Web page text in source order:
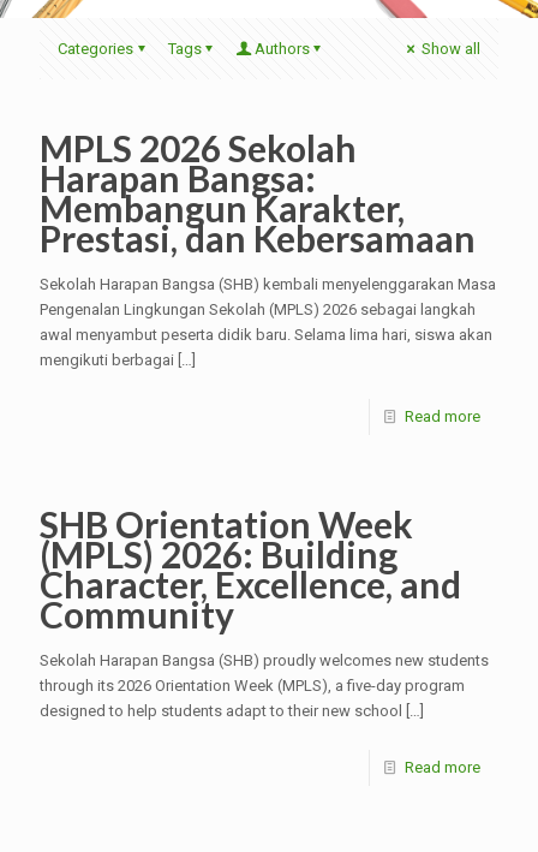
Categories Tags Authors Show all
MPLS 2026 Sekolah
Harapan Bangsa:
Membangun Karakter,
Prestasi, dan Kebersamaan
Sekolah Harapan Bangsa (SHB) kembali menyelenggarakan Masa
Pengenalan Lingkungan Sekolah (MPLS) 2026 sebagai langkah
awal menyambut peserta didik baru. Selama lima hari, siswa akan
mengikuti berbagai […]
Read more
SHB Orientation Week
(MPLS) 2026: Building
Character, Excellence, and
Community
Sekolah Harapan Bangsa (SHB) proudly welcomes new students
through its 2026 Orientation Week (MPLS), a five-day program
designed to help students adapt to their new school
[…]
Read more